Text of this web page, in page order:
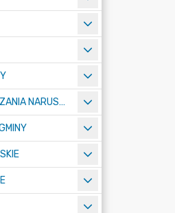
PROCEDURA ZGŁASZANIA NARUSZEŃ PRAWA